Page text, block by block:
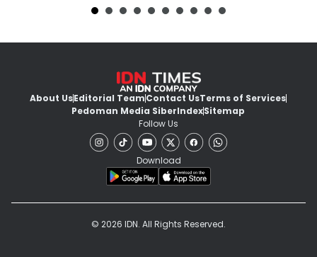
About UsEditorial TeamContact UsTerms of Services
Pedoman Media SiberIndexSitemap
Follow Us
Download
© 2026 IDN. All Rights Reserved.